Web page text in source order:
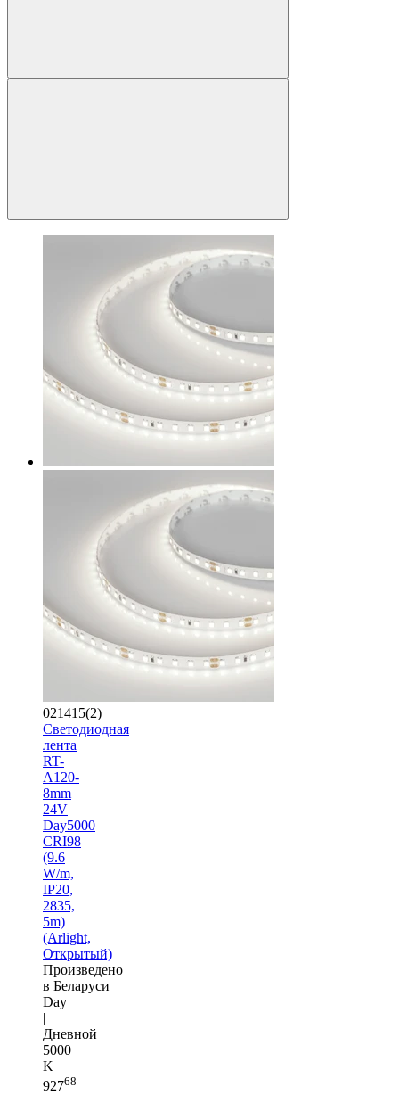
021415(2)
Светодиодная
лента
RT-
A120-
8mm
24V
Day5000
CRI98
(9.6
W/m,
IP20,
2835,
5m)
(Arlight,
Открытый)
Произведено
в Беларуси
Day
|
Дневной
5000
K
92768